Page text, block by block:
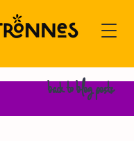
back to blog posts